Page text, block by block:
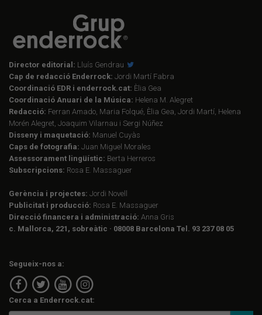
Director editorial: Lluís Gendrau
Cap de redacció Enderrock: Jordi Martí Fabra
Coordinació EDR i enderrock.cat: Èlia Gea
Coordinació Anuari de la Música: Helena M. Alegret
Redacció: Ferran Amado, Maria Folqué, Èlia Gea, Jordi Martí, Helena
Morén Alegret, Joaquim Vilarnau i Sergi Núñez
Disseny i maquetació: Manuel Cuyàs
Caps de fotografia: Juan Miguel Morales
Assessorament lingüístic: Berta Herreros
Subscripcions: Rosa E. Massaguer
Gerència i projectes: Jordi Novell
Publicitat i producció: Rosa E. Massaguer
Direcció financera i administració: Anna Gris
c. Mallorca, 221, sobreàtic · 08008 Barcelona Tel. 93 237 08 05
Segueix-nos a:
Cerca a Enderrock.cat: